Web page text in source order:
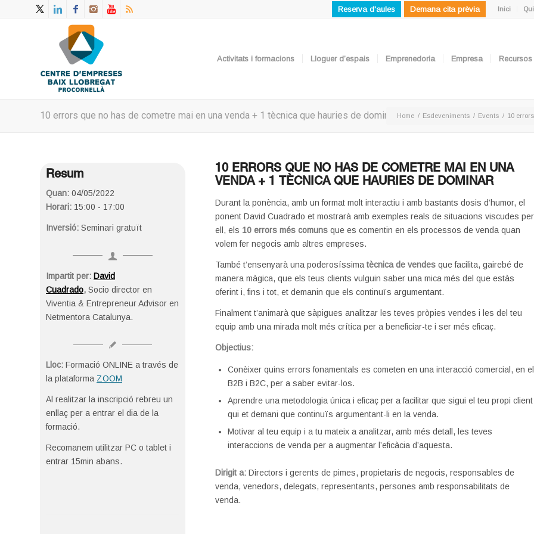
Inici
Reserva d'aules Demana cita prèvia
Activitats i formacions Lloguer d’espais Emprenedoria Empresa Recursos
10 errors que no has de cometre mai en una venda + 1 tècnica que hauries de dominar Home / Esdeveniments / Events / 10
Resum
Quan: 04/05/2022
Horari: 15:00 - 17:00
Inversió: Seminari gratuït
Impartit per: David
Cuadrado, Socio director en
Viventia & Entrepreneur Advisor en
Netmentora Catalunya.
Lloc: Formació ONLINE a través de
la plataforma ZOOM
Al realitzar la inscripció rebreu un
enllaç per a entrar el dia de la
formació.
Recomanem utilitzar PC o tablet i
entrar 15min abans.
10 ERRORS QUE NO HAS DE COMETRE MAI EN UNA
VENDA + 1 TÈCNICA QUE HAURIES DE DOMINAR
Durant la ponència, amb un format molt interactiu i amb bastants dosis d’humor, el
ponent David Cuadrado et mostrarà amb exemples reals de situacions viscudes per
ell, els 10 errors més comuns que es comentin en els processos de venda quan
volem fer negocis amb altres empreses.
També t’ensenyarà una poderosíssima tècnica de vendes que facilita, gairebé de
manera màgica, que els teus clients vulguin saber una mica més del que estàs
oferint i, fins i tot, et demanin que els continuïs argumentant.
Finalment t’animarà que sàpigues analitzar les teves pròpies vendes i les del teu
equip amb una mirada molt més crítica per a beneficiar-te i ser més eficaç.
Objectius:
Conèixer quins errors fonamentals es cometen en una interacció comercial, en el
B2B i B2C, per a saber evitar-los.
Aprendre una metodologia única i eficaç per a facilitar que sigui el teu propi client
qui et demani que continuïs argumentant-li en la venda.
Motivar al teu equip i a tu mateix a analitzar, amb més detall, les teves
interaccions de venda per a augmentar l’eficàcia d’aquesta.
Dirigit a:Directors i gerents de pimes, propietaris de negocis, responsables de
venda, venedors, delegats, representants, persones amb responsabilitats de
venda.